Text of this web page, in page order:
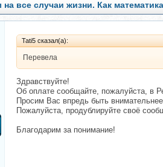
все случаи жизни. Как
Tati5 сказал(а):
Перевела
Здравствуйте!
Об оплате сообщайте, пожалуйста, в
Просим Вас впредь быть
Пожалуйста, продублируйте своё
Благодарим за понимание!